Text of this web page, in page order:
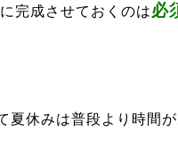
完成させておくのは必
夏休みは普段より時間が